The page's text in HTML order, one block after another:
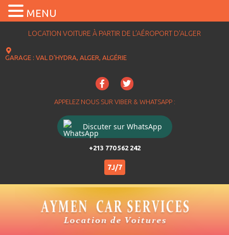
LOCATION VOITURE À PARTIR DE L’AÉROPORT D’ALGER
GARAGE : VAL D'HYDRA, ALGER, ALGÉRIE
APPELEZ NOUS SUR VIBER & WHATSAPP :
Discuter sur WhatsApp
+213 770 562 242
7J/7
MENU